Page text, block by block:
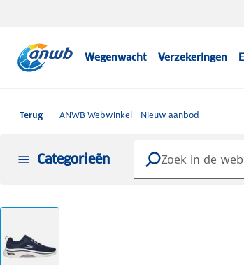
Wegenwacht Verzekeringen
Terug ANWB Webwinkel Nieuw aanbod
Categorieën